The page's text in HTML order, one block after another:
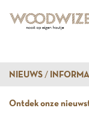
NIEUWS
Ontdek onze